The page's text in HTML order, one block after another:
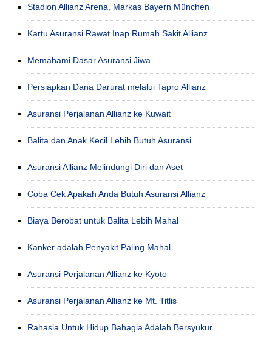
Stadion Allianz Arena, Markas Bayern München
Kartu Asuransi Rawat Inap Rumah Sakit Allianz
Memahami Dasar Asuransi Jiwa
Persiapkan Dana Darurat melalui Tapro Allianz
Asuransi Perjalanan Allianz ke Kuwait
Balita dan Anak Kecil Lebih Butuh Asuransi
Asuransi Allianz Melindungi Diri dan Aset
Coba Cek Apakah Anda Butuh Asuransi Allianz
Biaya Berobat untuk Balita Lebih Mahal
Kanker adalah Penyakit Paling Mahal
Asuransi Perjalanan Allianz ke Kyoto
Asuransi Perjalanan Allianz ke Mt. Titlis
Rahasia Untuk Hidup Bahagia Adalah Bersyukur